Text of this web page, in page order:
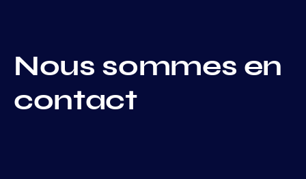
Nous sommes en
contact